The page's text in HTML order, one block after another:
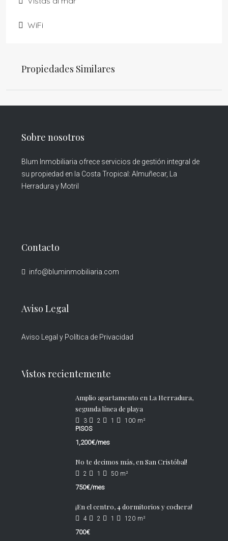
WiFi
Propiedades Similares
Sobre nosotros
Blum Inmobiliaria ofrece servicios de gestión integral de
su propiedad en la Costa Tropical: Almuñecar, La
Herradura y Motril
Contacto
info@bluminmobiliaria.com
Aviso Legal
Aviso Legal y Política de Privacidad
Vistos recientemente
Amplio apartamento en La Herradura,
segunda línea de playa
3 2 1 100 m²
PISOS
1,200€/mes
No te decimos más, en San Cristóbal!
2 1 50 m²
750€/mes
¡En el centro, 4 dormitorios y cochera!
4 2 1 120 m²
700€